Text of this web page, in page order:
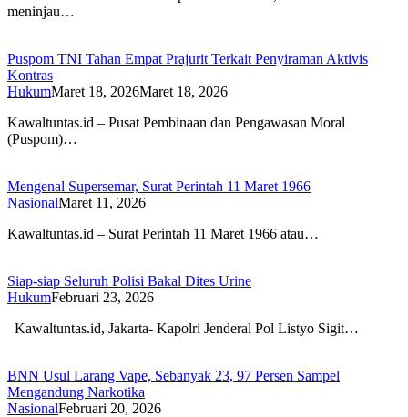
meninjau…
Puspom TNI Tahan Empat Prajurit Terkait Penyiraman Aktivis
Kontras
HukumMaret 18, 2026Maret 18, 2026
Kawaltuntas.id – Pusat Pembinaan dan Pengawasan Moral
(Puspom)…
Mengenal Supersemar, Surat Perintah 11 Maret 1966
NasionalMaret 11, 2026
Kawaltuntas.id – Surat Perintah 11 Maret 1966 atau…
Siap-siap Seluruh Polisi Bakal Dites Urine
HukumFebruari 23, 2026
Kawaltuntas.id, Jakarta- Kapolri Jenderal Pol Listyo Sigit…
BNN Usul Larang Vape, Sebanyak 23, 97 Persen Sampel
Mengandung Narkotika
NasionalFebruari 20, 2026